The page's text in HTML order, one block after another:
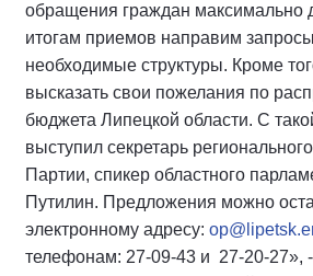
обращения граждан максимально
итогам приемов направим
необходимые структуры. Кроме
высказать свои пожелания по
бюджета Липецкой области. С
выступил секретарь
Партии, спикер областного
Путилин. Предложения можно
электронному адресу:
телефонам: 27-09-43 и 27-20-27»,